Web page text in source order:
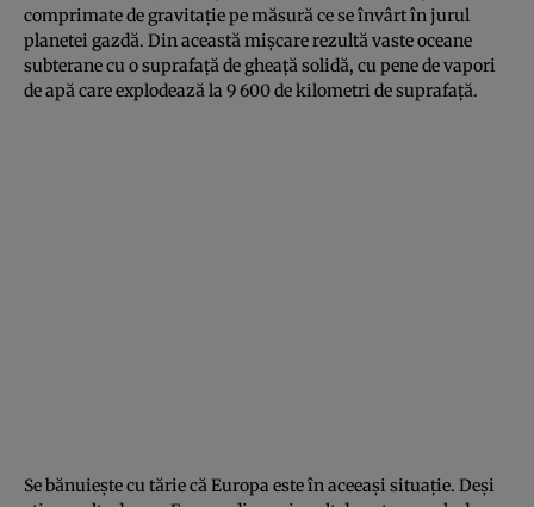
comprimate de gravitație pe măsură ce se învârt în jurul
planetei gazdă. Din această mișcare rezultă vaste oceane
subterane cu o suprafață de gheață solidă, cu pene de vapori
de apă care explodează la 9 600 de kilometri de suprafață.
Se bănuiește cu tărie că Europa este în aceeași situație. Deși